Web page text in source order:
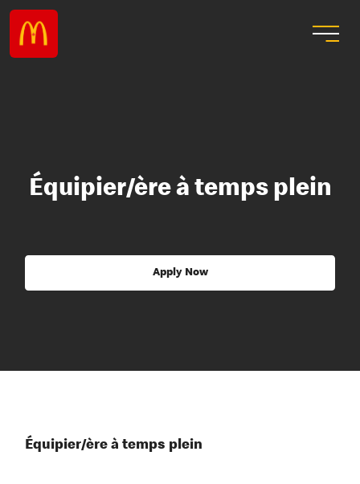
Équipier/ère à temps plein
Apply Now
Équipier/ère à temps plein